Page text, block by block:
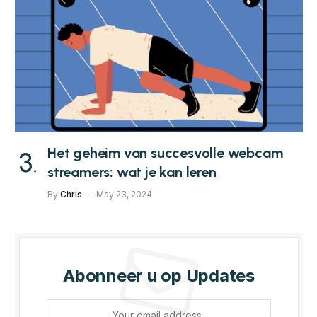
Het geheim van succesvolle webcam
streamers: wat je kan leren
By Chris May 23, 2024
Abonneer u op Updates